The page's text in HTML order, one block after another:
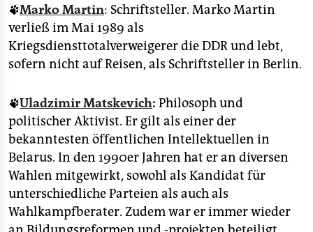
🐾Marko Martin: Schriftsteller. Marko Martin
verließ im Mai 1989 als
Kriegsdiensttotalverweigerer die DDR und lebt,
sofern nicht auf Reisen, als Schriftsteller in Berlin.
🐾Uladzimir Matskevich: Philosoph und
politischer Aktivist. Er gilt als einer der
bekanntesten öffentlichen Intellektuellen in
Belarus. In den 1990er Jahren hat er an diversen
Wahlen mitgewirkt, sowohl als Kandidat für
unterschiedliche Parteien als auch als
Wahlkampfberater. Zudem war er immer wieder